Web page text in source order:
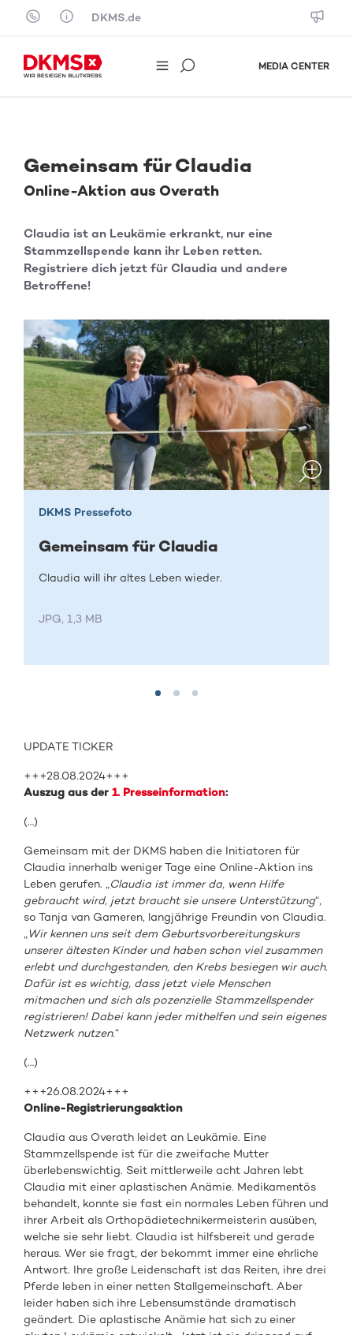
Skip to content
DKMS.de
MEDIA CENTER
Gemeinsam für Claudia
Online-Aktion aus Overath
Claudia ist an Leukämie erkrankt, nur eine
Stammzellspende kann ihr Leben retten.
Registriere dich jetzt für Claudia und andere
Betroffene!
DKMS Pressefoto
Gemeinsam für Claudia
Claudia will ihr altes Leben wieder.
JPG, 1,3 MB
UPDATE TICKER
+++28.08.2024+++
Auszug aus der1. Presseinformation:
(…)
Gemeinsam mit der DKMS haben die Initiatoren für
Claudia innerhalb weniger Tage eine Online-Aktion ins
Leben gerufen. „Claudia ist immer da, wenn Hilfe
gebraucht wird, jetzt braucht sie unsere Unterstützung“,
so Tanja van Gameren, langjährige Freundin von Claudia.
„Wir kennen uns seit dem Geburtsvorbereitungskurs
unserer ältesten Kinder und haben schon viel zusammen
erlebt und durchgestanden, den Krebs besiegen wir auch.
Dafür ist es wichtig, dass jetzt viele Menschen
mitmachen und sich als pozenzielle Stammzellspender
registrieren! Dabei kann jeder mithelfen und sein eigenes
Netzwerk nutzen.“
(…)
+++26.08.2024+++
Online-Registrierungsaktion
Claudia aus Overath leidet an Leukämie. Eine
Stammzellspende ist für die zweifache Mutter
überlebenswichtig. Seit mittlerweile acht Jahren lebt
Claudia mit einer aplastischen Anämie. Medikamentös
behandelt, konnte sie fast ein normales Leben führen und
ihrer Arbeit als Orthopädietechnikermeisterin ausüben,
welche sie sehr liebt. Claudia ist hilfsbereit und gerade
heraus. Wer sie fragt, der bekommt immer eine ehrliche
Antwort. Ihre große Leidenschaft ist das Reiten, ihre drei
Pferde leben in einer netten Stallgemeinschaft. Aber
leider haben sich ihre Lebensumstände dramatisch
geändert. Die aplastische Anämie hat sich zu einer